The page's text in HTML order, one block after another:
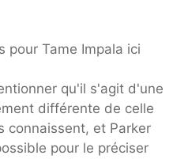
pour Tame Impala ici
qu'il s'agit d'une
différente de celle
connaissent, et Parker
pour le préciser